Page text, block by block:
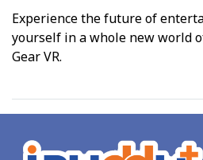
Experience the future of
yourself in a whole new world
Gear VR.